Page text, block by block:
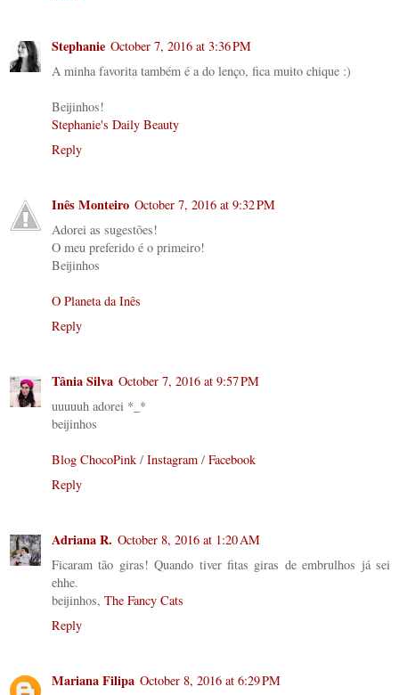
Stephanie October 7, 2016 at 3:36 PM
A minha favorita também é a do lenço, fica muito chique :)
Beijinhos!
Stephanie's Daily Beauty
Reply
Inês Monteiro October 7, 2016 at 9:32 PM
Adorei as sugestões!
O meu preferido é o primeiro!
Beijinhos
O Planeta da Inês
Reply
Tânia Silva October 7, 2016 at 9:57 PM
uuuuuh adorei *_*
beijinhos
Blog ChocoPink / Instagram / Facebook
Reply
Adriana R. October 8, 2016 at 1:20 AM
Ficaram tão giras! Quando tiver fitas giras de embrulhos já sei
ehhe.
beijinhos, The Fancy Cats
Reply
Mariana Filipa October 8, 2016 at 6:29 PM